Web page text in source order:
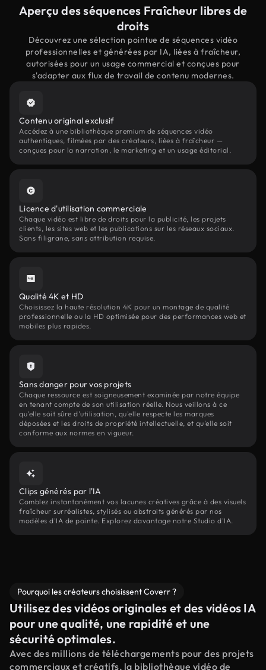
Aperçu des séquences Fraîcheur libres de
droits
Découvrez une sélection pointue de séquences vidéo
professionnelles et générées par IA, liées à fraîcheur,
autorisées pour un usage commercial et conçues pour
s'adapter aux flux de travail de contenu modernes.
Contenu original exclusif
Accédez à une bibliothèque premium de séquences vidéo
authentiques, filmées par des créateurs, liées à fraîcheur —
conçues pour la narration, le marketing et un usage éditorial.
Licence d'utilisation commerciale
Chaque vidéo est libre de droits pour la publicité, les projets
clients, les sites web et les publications sur les réseaux sociaux.
Sans filigrane, sans attribution requise.
Qualité 4K et HD
Choisissez la haute résolution 4K pour un montage de qualité
professionnelle ou la HD optimisée pour des performances web et
mobiles plus rapides.
Sans danger pour vos projets
Chaque ressource est soigneusement examinée par notre équipe
en tenant compte de son utilisation réelle. Nous veillons à ce
qu'elle soit sûre d'utilisation, qu'elle respecte les marques
déposées et les droits de propriété intellectuelle, et qu'elle soit
conforme aux normes en vigueur.
Clips générés par l'IA
Comblez instantanément vos lacunes créatives grâce à des visuels
fraîcheur surréalistes, stylisés ou abstraits générés par nos
modèles d'IA de pointe. Explorez davantage notre Studio d'IA.
Pourquoi les créateurs choisissent Coverr ?
Utilisez des vidéos originales et des vidéos IA
pour une qualité, une rapidité et une
sécurité optimales.
Avec des millions de téléchargements pour des projets
commerciaux et créatifs, la bibliothèque vidéo de